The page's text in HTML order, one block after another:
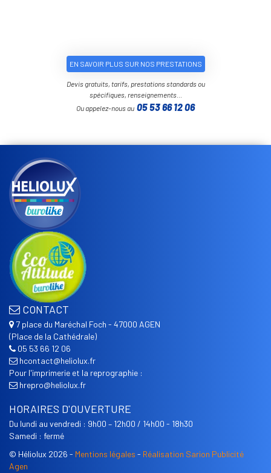
EN SAVOIR PLUS SUR NOS PRESTATIONS
Devis gratuits, tarifs, prestations standards ou
spécifiques, renseignements…
Ou appelez-nous au 05 53 66 12 06
CONTACT
7 place du Maréchal Foch - 47000 AGEN
(Place de la Cathédrale)
05 53 66 12 06
hcontact@heliolux.fr
Pour l'imprimerie et la reprographie :
hrepro@heliolux.fr
HORAIRES D'OUVERTURE
Du lundi au vendredi : 9h00 – 12h00 / 14h00 - 18h30
Samedi : fermé
© Héliolux 2026 - Mentions légales - Réalisation Sarion Publicité
Agen